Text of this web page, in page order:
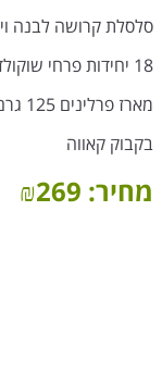
סלסלת קרושה לבנה
18 יחידות פרחי שוקולד לבנים
מארז פרלינים 125 גרם
בקבוק קאווה
מחיר: ₪269